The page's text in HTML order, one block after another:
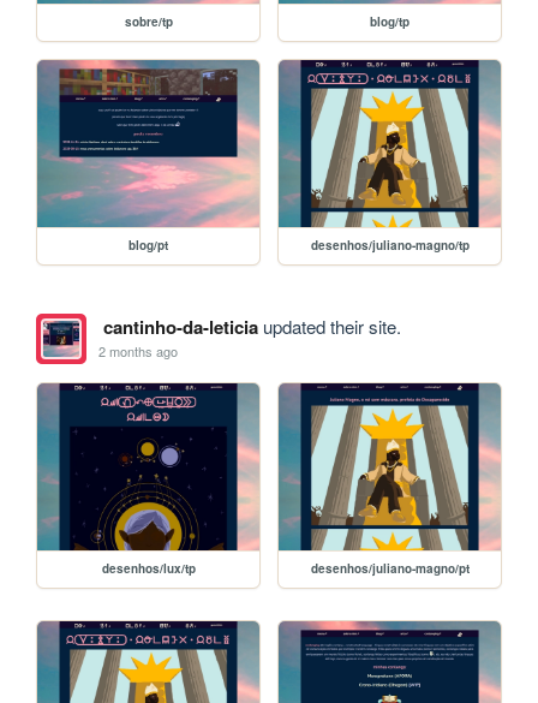
sobre/tp blog/tp
blog/pt desenhos/juliano-magno/tp
cantinho-da-leticiaupdated their site.
2 months ago
desenhos/lux/tp desenhos/juliano-magno/pt